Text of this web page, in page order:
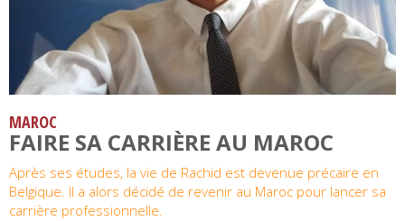
MAROC
FAIRE SA CARRIÈRE AU MAROC
Après ses études, la vie de Rachid est devenue précaire en
Belgique. Il a alors décidé de revenir au Maroc pour lancer sa
carrière professionnelle.